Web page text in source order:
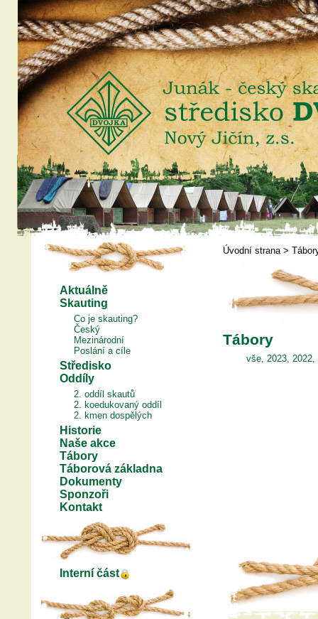
Aktuálně
Skauting
Co je skauting?
Český
Mezinárodní
Poslání a cíle
Středisko
Oddíly
2. oddíl skautů
2. koedukovaný oddíl
2. kmen dospělých
Historie
Naše akce
Tábory
Táborová základna
Dokumenty
Sponzoři
Kontakt
Interní část
Úvodní strana>
Tábory
vše, 2023, 2022,